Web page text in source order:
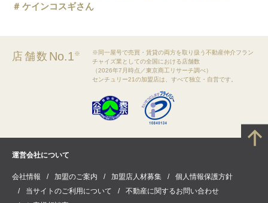
ケインコスギさん
店舗数 No.1※
※同一屋号で売買・賃貸の両方を取り扱う不動産仲介フラン
チャイズ業としての全国における店舗数
（2026年7月時点／東京商工リサーチ調べ）
センチュリー21の加盟店は、すべて独立・自営です。
運営会社について
会社情報 加盟のご案内 加盟店人材募集
個人情報保護方針
当サイトのご利用について
不動産に関するお問い合わせ